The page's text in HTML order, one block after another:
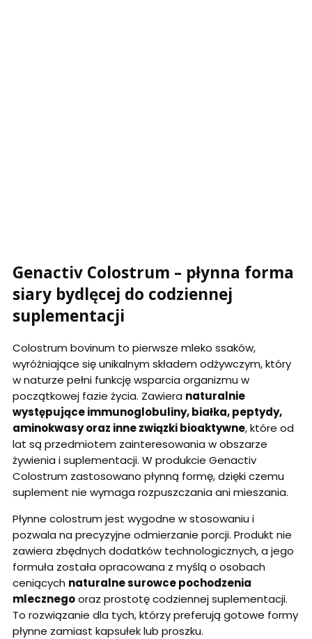
Genactiv Colostrum – płynna forma
siary bydlęcej do codziennej
suplementacji
Colostrum bovinum to pierwsze mleko ssaków,
wyróżniające się unikalnym składem odżywczym, który
w naturze pełni funkcję wsparcia organizmu w
początkowej fazie życia. Zawiera naturalnie
występujące immunoglobuliny, białka, peptydy,
aminokwasy oraz inne związki bioaktywne, które od
lat są przedmiotem zainteresowania w obszarze
żywienia i suplementacji. W produkcie Genactiv
Colostrum zastosowano płynną formę, dzięki czemu
suplement nie wymaga rozpuszczania ani mieszania.
Płynne colostrum jest wygodne w stosowaniu i
pozwala na precyzyjne odmierzanie porcji. Produkt nie
zawiera zbędnych dodatków technologicznych, a jego
formuła została opracowana z myślą o osobach
ceniących naturalne surowce pochodzenia
mlecznegooraz prostotę codziennej suplementacji.
To rozwiązanie dla tych, którzy preferują gotowe formy
płynne zamiast kapsułek lub proszku.